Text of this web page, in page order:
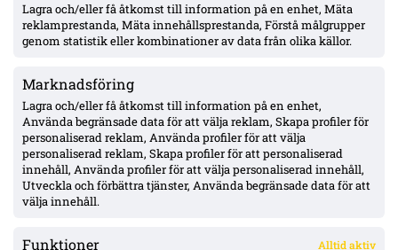
Lagra och/eller få åtkomst till information på en enhet, Mäta
reklamprestanda, Mäta innehållsprestanda, Förstå målgrupper
genom statistik eller kombinationer av data från olika källor.
Marknadsföring
Lagra och/eller få åtkomst till information på en enhet,
Använda begränsade data för att välja reklam, Skapa profiler för
personaliserad reklam, Använda profiler för att välja
personaliserad reklam, Skapa profiler för att personaliserad
innehåll, Använda profiler för att välja personaliserad innehåll,
Utveckla och förbättra tjänster, Använda begränsade data för att
välja innehåll.
Funktioner Alltid aktiv
Elfsborg bryter sviten – 2–1 mot MFF ger Helstrups första förlust; akut
ytterbehov och defensiva frågetecken i Malmö
omställningsförsvar efter matchen.